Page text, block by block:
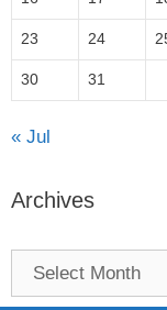
23 24
30 31
« Jul
Archives